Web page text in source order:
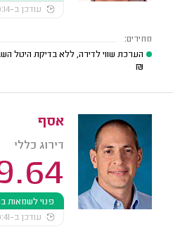
עודכן ב-10:14
מחירים:
הערכת שווי לדירה, ללא בדיקת היטל
₪
אסף
דירוג כללי
פנוי לשמאות
עודכן ב-20:41